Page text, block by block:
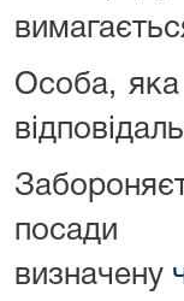
Особа, яка
посади
визначену